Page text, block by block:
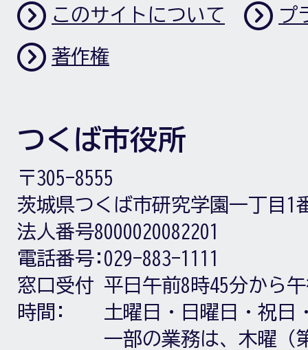
このサイトについて プ
著作権
つくば市役所
〒305-8555
茨城県つくば市研究学園一丁目1
法人番号8000020082201
電話番号: 029-883-1111
窓口受付
時間:
平日午前8時45分から
土曜日・日曜日・祝日
一部の業務は、木曜（